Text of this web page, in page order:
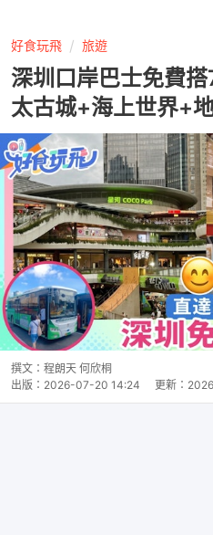
好食玩飛 旅遊
深圳口岸巴士免費
太古城+海上世界+
撰文： 程朗天 何欣桐
出版： 2026-07-20 14:24 更新：